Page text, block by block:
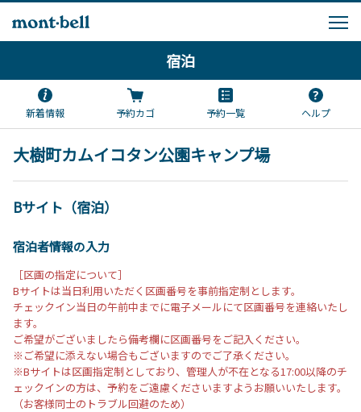
宿泊
新着情報 予約カゴ 予約一覧 ヘルプ
大樹町カムイコタン公園キャンプ場
Bサイト（宿泊）
宿泊者情報の入力
［区画の指定について］
Bサイトは当日利用いただく区画番号を事前指定制とします。
チェックイン当日の午前中までに電子メールにて区画番号を連絡いたし
ます。
ご希望がございましたら備考欄に区画番号をご記入ください。
※ご希望に添えない場合もございますのでご了承ください。
※Bサイトは区画指定制としており、管理人が不在となる17:00以降のチ
ェックインの方は、予約をご遠慮くださいますようお願いいたします。
（お客様同士のトラブル回避のため）